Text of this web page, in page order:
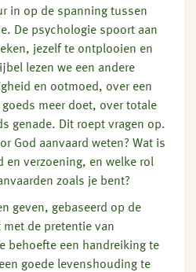
in op de spanning tussen
De psychologie spoort aan
jezelf te ontplooien en
lezen we een andere
en ootmoed, over een
meer doet, over totale
genade. Dit roept vragen op.
God aanvaard weten? Wat is
en verzoening, en welke rol
zoals je bent?
geven, gebaseerd op de
met de pretentie van
behoefte een handreiking te
goede levenshouding te